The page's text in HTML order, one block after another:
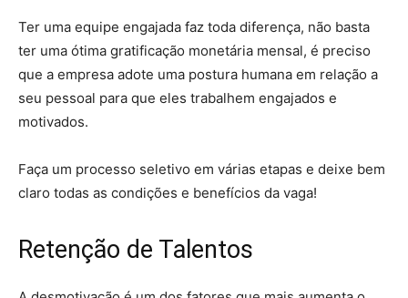
Ter uma equipe engajada faz toda diferença, não basta
ter uma ótima gratificação monetária mensal, é preciso
que a empresa adote uma postura humana em relação a
seu pessoal para que eles trabalhem engajados e
motivados.
Faça um processo seletivo em várias etapas e deixe bem
claro todas as condições e benefícios da vaga!
Retenção de Talentos